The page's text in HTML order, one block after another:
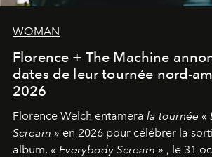
WOMAN
Florence + The Machine
dates de leur tournée nord-
2026
Florence Welch entamera la tournée «
Scream » en 2026 pour célébrer la
album, « Everybody Scream » , le 31